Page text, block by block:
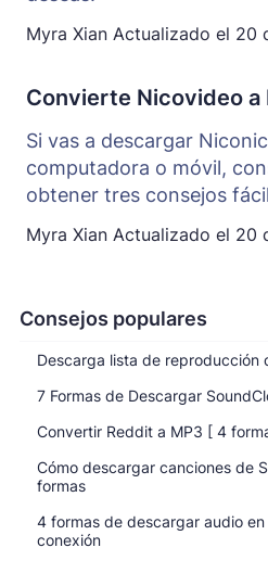
Consejos populares
Descarga lista de reproducción
7 Formas de Descargar
Convertir Reddit a MP3 [ 4
Cómo descargar canciones de
formas
4 formas de descargar audio
conexión
Myra Xian Actualizado el 20
Convierte Nicovideo a
Si vas a descargar
computadora o móvil,
obtener tres consejos
Myra Xian Actualizado el 20